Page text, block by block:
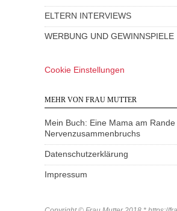
ELTERN INTERVIEWS
WERBUNG UND GEWINNSPIELE
Cookie Einstellungen
MEHR VON FRAU MUTTER
Mein Buch: Eine Mama am Rande
Nervenzusammenbruchs
Datenschutzerklärung
Impressum